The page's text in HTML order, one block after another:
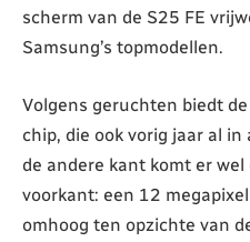
scherm van de S25 FE
Samsung’s topmodellen.
Volgens geruchten biedt
chip, die ook vorig jaar al
de andere kant komt er
voorkant: een 12
omhoog ten opzichte van